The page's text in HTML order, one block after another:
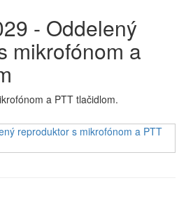
- Oddelený
mikrofónom a
a PTT tlačidlom.